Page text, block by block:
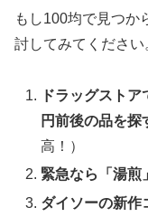
もし100均で見つか
討してみてください
ドラッグスト
円前後の品を探
高！）
緊急なら「湯煎
ダイソーの新作